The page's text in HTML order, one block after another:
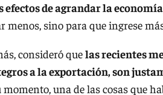
efectos de agrandar la
menos, sino para que ingrese
consideró quelas recientes
a la exportación, son
momento, una de las cosas que